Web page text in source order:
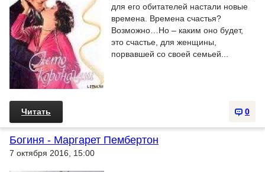
для его обитателей настали новые
времена. Времена счастья?
Возможно…Но – каким оно будет,
это счастье, для женщины,
порвавшей со своей семьей...
0
Читать
Богиня - Маргарет Пембертон
7 октября 2016, 15:00